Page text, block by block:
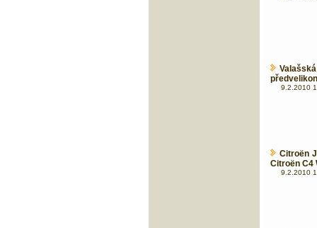
9.2.2010
Citroën
Citroën C4
9.2.2010